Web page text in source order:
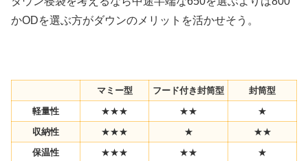
かODを選ぶ方がダウンのメリットを活かせそう。
マミー型 フード付き封筒型
封筒型
軽量性
★★★ ★★
★
収納性
★★★ ★
★★
保温性
★★★ ★★
★